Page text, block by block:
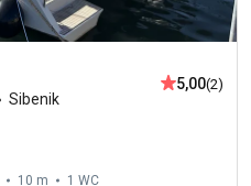
Sibenik
5,00(2)
10 m 1 WC